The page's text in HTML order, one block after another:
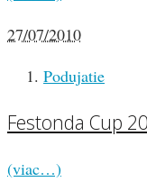
27/07/2010
Podujatie
Festonda Cup
(viac…)